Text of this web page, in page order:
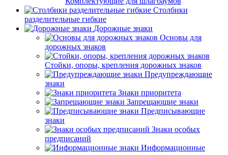
Столбики
разделительные гибкие
Дорожные знаки
Основы для
дорожных знаков
Стойки, опоры, крепления дорожных знаков
Предупреждающие
знаки
Знаки приоритета
Запрещающие знаки
Предписывающие
знаки
Знаки особых
предписаний
Информационные